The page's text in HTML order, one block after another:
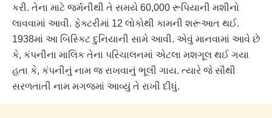
કરી. તેના માટે જર્મનીથી તે સમયે 60,000 રૂપિયાની મશીનો
લાવવામાં આવી. ફેક્ટરીમાં 12 લોકોથી કામની શરૂઆત થઈ.
1938માં આ બિસ્કિટ દુનિયાની સામે આવી. એવું માનવામાં આવે છે
કે, કંપનીના માલિક તેના પરિચાલનમાં એટલા મશગૂલ થઈ ગયા
હતા કે, કંપનીનું નામ જ રાખવાનું ભૂલી ગાય. ત્યારે જે સૌથી
સરળતાતી નામ મગજમાં આવ્યું તે રાખી દીધું.